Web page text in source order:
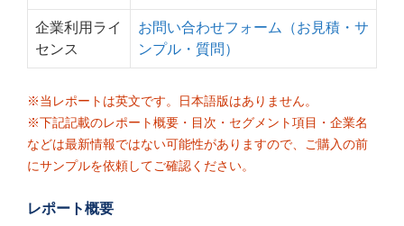
企業利用ライ
センス
お問い合わせフォーム（お見積・サ
ンプル・質問）
※当レポートは英文です。日本語版はありません。
※下記記載のレポート概要・目次・セグメント項目・企業名
などは最新情報ではない可能性がありますので、ご購入の前
にサンプルを依頼してご確認ください。
レポート概要